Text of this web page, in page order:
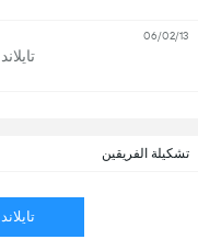
تشكيلة الفريقين
تايلاند
تايلاند
06/02/13